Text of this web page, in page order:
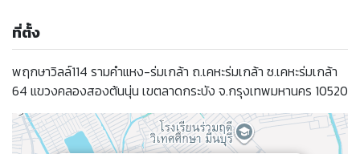
ที่ตั้ง
พฤกษาวิลล์114 รามคำแหง-ร่มเกล้า ถ.เคหะร่มเกล้า ซ.เคหะร่มเกล้า
64 แขวงคลองสองต้นนุ่น เขตลาดกระบัง จ.กรุงเทพมหานคร 10520